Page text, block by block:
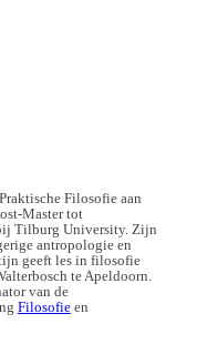
Filosofie aan
Master tot
Tilburg University. Zijn
antropologie en
geeft les in filosofie
te Apeldoorn.
van de
Filosofieen